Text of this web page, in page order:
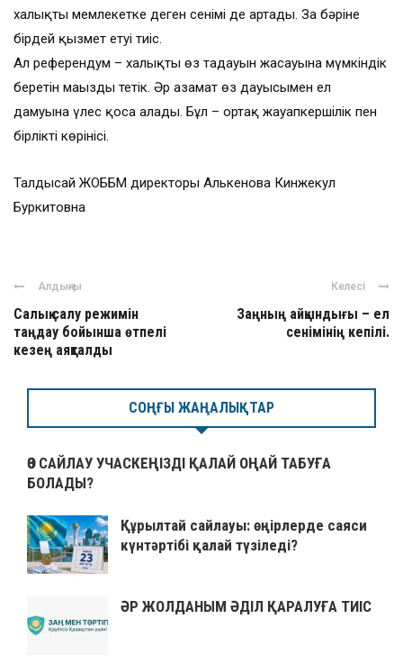
халықтың мемлекетке деген сенімі де артады. Заң бәріне
бірдей қызмет етуі тиіс.
Ал референдум – халықтың өз таңдауын жасауына мүмкіндік
беретін маңызды тетік. Әр азамат өз дауысымен ел
дамуына үлес қоса алады. Бұл – ортақ жауапкершілік пен
бірліктің көрінісі.
Талдысай ЖОББМ директоры Алькенова Кинжекул
Буркитовна
Алдыңғы
Салық салу режимін
таңдау бойынша өтпелі
кезең аяқталды
Келесі
Заңның айқындығы – ел
сенімінің кепілі.
СОҢҒЫ ЖАҢАЛЫҚТАР
ӨЗ САЙЛАУ УЧАСКЕҢІЗДІ ҚАЛАЙ ОҢАЙ ТАБУҒА
БОЛАДЫ?
Құрылтай сайлауы: өңірлерде саяси
күнтәртібі қалай түзіледі?
ӘР ЖОЛДАНЫМ ӘДІЛ ҚАРАЛУҒА ТИІС